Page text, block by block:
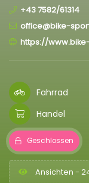
+43 7582/61314
office@bike-
https://
Fahrrad
Handel
Geschlossen
Ansichten -